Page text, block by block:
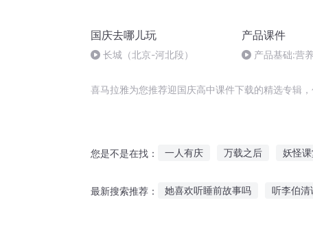
国庆去哪儿玩
长城（北京-河北段）
产品课件
产品基础:营
喜马拉雅为您推荐迎国庆高中课件下载的精选专辑
您是不是在找： 一人有庆 万载之后 妖怪
最新搜索推荐： 她喜欢听睡前故事吗 听李伯清